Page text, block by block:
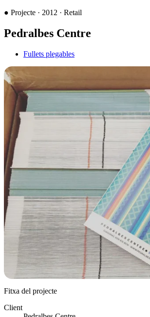
● Projecte · 2012 · Retail
Pedralbes Centre
Fullets plegables
Fitxa del projecte
Client